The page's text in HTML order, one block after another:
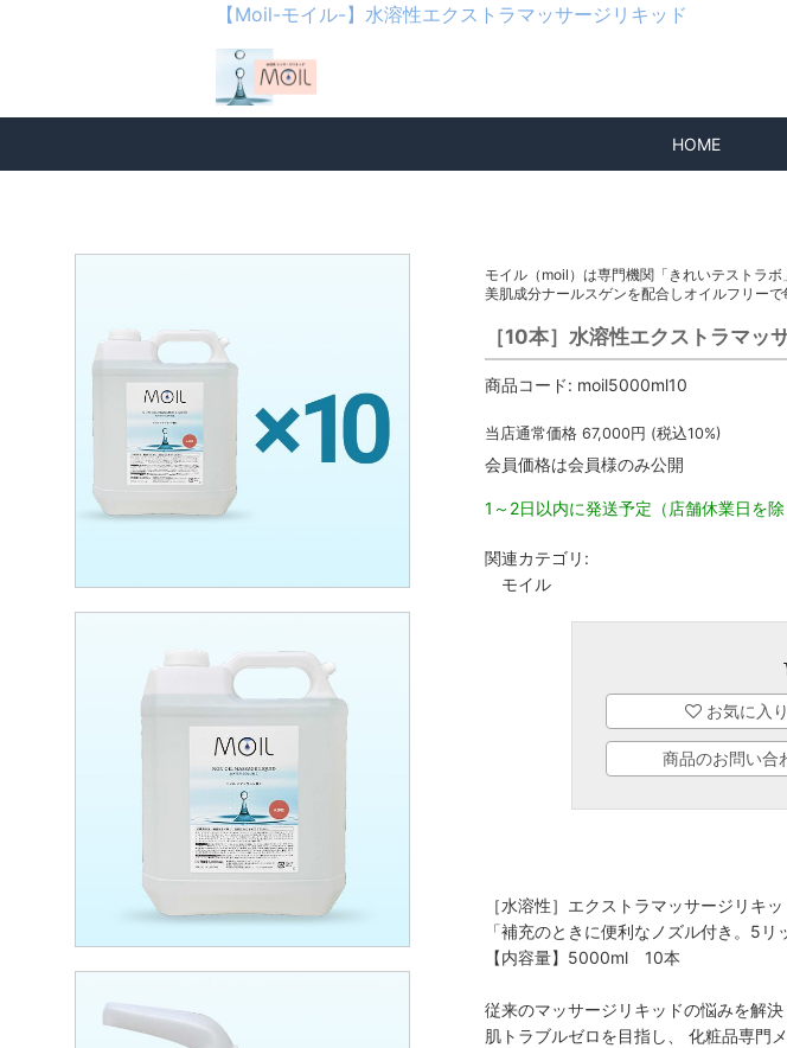
【Moil-モイル-】水溶性エクストラマッサージリキッド
HOME
モイル（moil）は専門機関「きれいテストラ
美肌成分ナールスゲンを配合しオイルフリー
［10本］水溶性エクストラマ
商品コード: moil5000ml10
当店通常価格 67,000 円 (税込10%)
会員価格は会員様のみ公開
1～2日以内に発送予定（店舗休業日を除
関連カテゴリ:
モイル
お気に入り
商品のお問い合
［水溶性］エクストラマッサージリキ
「補充のときに便利なノズル付き。5リ
【内容量】5000ml 10本
従来のマッサージリキッドの悩みを解決
肌トラブルゼロを目指し、 化粧品専門